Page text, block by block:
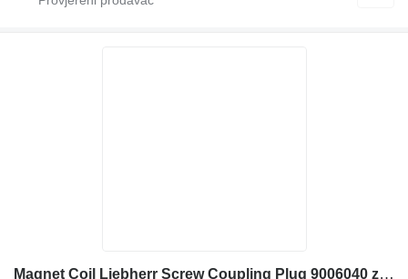
Magnet Coil Liebherr Screw Coupling Plug 9006040 za Liebherr A900C Li / A316 Li / A316 / A314 Li / A312 / A312 Li / A900C Li EDC / A900C / A310 / A311 Li / A900C ZW bagera